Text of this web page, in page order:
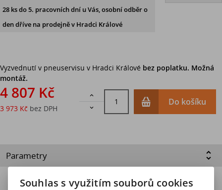
28 ksdo 5. pracovních dní u Vás, osobní odběr o
den dříve na prodejněv Hradci Králové
Vyzvednutí v pneuservisu v Hradci Králové bez poplatku. Možná
montáž.
4 807 Kč
3 973 Kč bez DPH


Do košíku
Parametry
Přilnavost na
NE
Souhlas s využitím souborů cookies